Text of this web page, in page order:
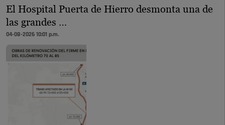
El Hospital Puerta de Hierro desmonta una de
las grandes …
04-08-2026 10:01 p.m.